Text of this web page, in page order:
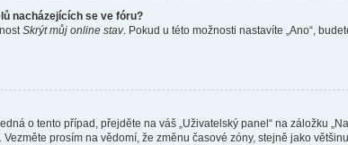
nacházejících se ve fóru?
Skrýt můj online stav. Pokud u této možnosti nastavíte „Ano“,
o tento případ, přejděte na váš „Uživatelský panel“ na záložku
prosím na vědomí, že změnu časové zóny, stejně jako